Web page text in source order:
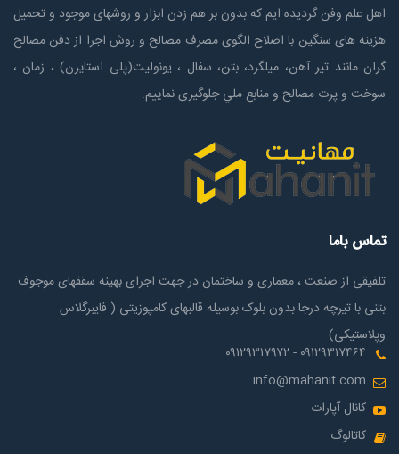
اهل علم وفن گردیده ایم که بدون بر هم زدن ابزار و روشهای موجود و تحمیل
هزینه های سنگین با اصلاح الگوی مصرف مصالح و روش اجرا از دفن مصالح
گران مانند تیر آهن، میلگرد، بتن، سفال ، یونولیت(پلی استايرن) ، زمان ،
سوخت و پرت مصالح و منابع ملي جلوگیری نماییم.
تماس باما
تلفیقی از صنعت ، معماری و ساختمان در جهت اجرای بهینه سقفهای موجوف
بتنی با تیرچه درجا بدون بلوک بوسیله قالبهای کامپوزیتی ( فایبرگلاس
وپلاستیکی)
۰۹۱۲۹۳۱۷۴۶۴ - ۰۹۱۲۹۳۱۷۹۷۲
info@mahanit.com
کانال آپارات
کاتالوگ